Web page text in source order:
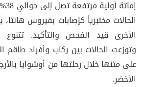
إماتة أولية مرتفعة تصل إلى حوالي 38%)
الحالات مختبرياً كإصابات بفيروس هانتا،
الأخرى قيد الفحص والتأكيد. تتنوع
وتوزعت الحالات بين ركاب وأفراد طاقم
على متنها خلال رحلتها من أوشوايا
الأخضر.